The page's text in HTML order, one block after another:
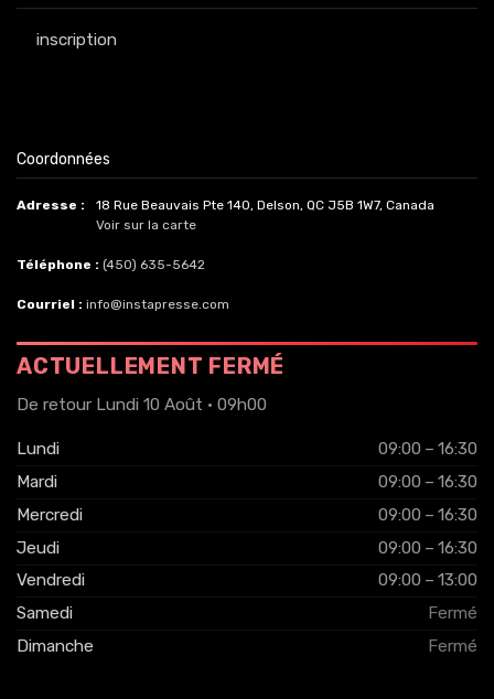
inscription
Coordonnées
Adresse :
18 Rue Beauvais Pte 140, Delson, QC J5B 1W7, Canada
Voir sur la carte
Téléphone : (450) 635-5642
Courriel : info@instapresse.com
ACTUELLEMENT FERMÉ
De retour Lundi 10 Août · 09h00
Lundi
09:00 – 16:30
Mardi
09:00 – 16:30
Mercredi
09:00 – 16:30
Jeudi
09:00 – 16:30
Vendredi
09:00 – 13:00
Samedi
Fermé
Dimanche
Fermé